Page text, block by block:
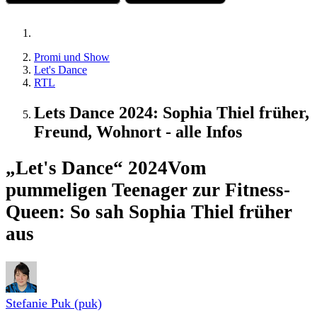
Promi und Show
Let's Dance
RTL
Lets Dance 2024: Sophia Thiel früher,
Freund, Wohnort - alle Infos
„Let's Dance“ 2024Vom
pummeligen Teenager zur Fitness-
Queen: So sah Sophia Thiel früher
aus
Stefanie Puk (puk)